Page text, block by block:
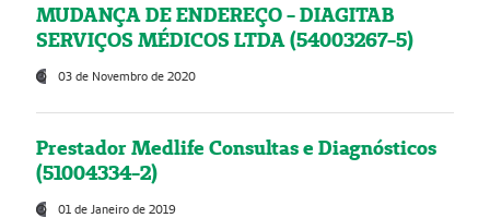
MUDANÇA DE ENDEREÇO - DIAGITAB
SERVIÇOS MÉDICOS LTDA (54003267-5)
03 de Novembro de 2020
Prestador Medlife Consultas e Diagnósticos
(51004334-2)
01 de Janeiro de 2019